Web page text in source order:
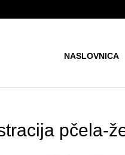
NASLOVNICA
pčela-